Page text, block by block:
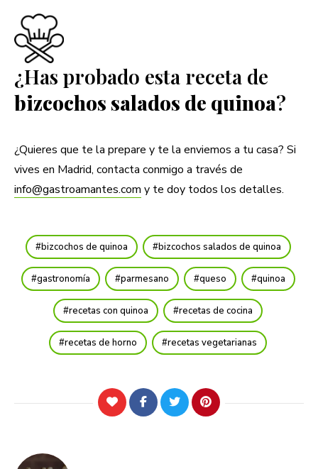
¿Has probado esta receta de
bizcochos salados de quinoa?
¿Quieres que te la prepare y te la enviemos a tu casa? Si
vives en Madrid, contacta conmigo a través de
info@gastroamantes.com y te doy todos los detalles.
bizcochos de quinoa bizcochos salados de quinoa
gastronomía parmesano queso quinoa
recetas con quinoa recetas de cocina
recetas de horno recetas vegetarianas
Navegación